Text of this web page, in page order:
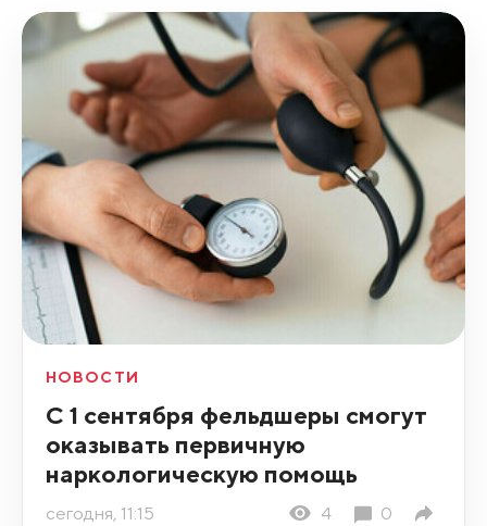
НОВОСТИ
С 1 сентября фельдшеры смогут
оказывать первичную
наркологическую помощь
сегодня, 11:15 4 0